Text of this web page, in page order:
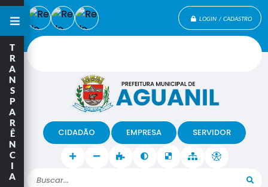
LOGIN / CADASTRO
Buscar...
CIDADÃO EMPRESA SERVIDOR
T
R
A
N
S
P
A
R
Ê
N
C
I
A